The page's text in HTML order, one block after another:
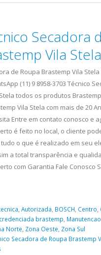
Secadora
Vila Stela
de Roupa Brastemp Vila Stela
(11) 9 8958-3703 Técnico
todos os produtos
Vila Stela com mais de 20
Entre em contato conosco e
é feito no local, o cliente
o que é realizado em seu
a total transparência e
com Garantia Fale Conosco
, Autorizada, BOSCH, Centro,
credenciada brastemp,
Norte, Zona Oeste, Zona Sul
Secadora de Roupa Brastemp